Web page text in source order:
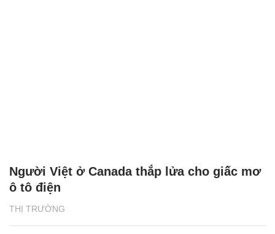
THỊ TRƯỜNG
Người Việt ở Canada thắp lửa cho giấc mơ
ô tô điện